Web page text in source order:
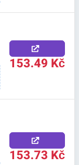
153.49 Kč
153.73 Kč